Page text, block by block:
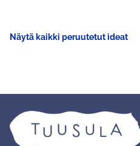
Näytä kaikki peruutetut ideat